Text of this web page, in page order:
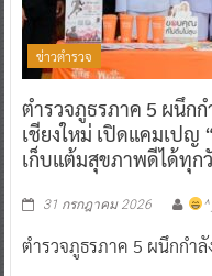
ข่าวตำรวจ
ตำรวจภูธรภาค 5 ผนึก
เชียงใหม่ เปิดแคมเปญ
เก็บแต้มสุขภาพดีได้ทุก
31 กรกฎาคม 2026 ^
ตำรวจภูธรภาค 5 ผนึกกำลั